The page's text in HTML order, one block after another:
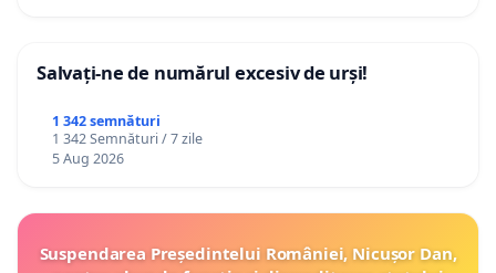
Salvați-ne de numărul excesiv de urși!
1 342 semnături
1 342 Semnături / 7 zile
5 Aug 2026
Suspendarea Președintelui României, Nicușor Dan,